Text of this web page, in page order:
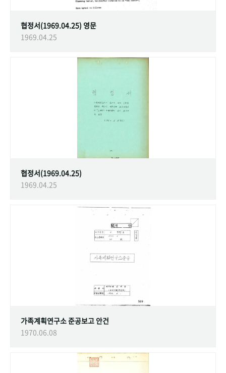
협정서(1969.04.25) 영문
1969.04.25
협정서(1969.04.25)
1969.04.25
가족계획연구소 준공보고 안건
1970.06.08